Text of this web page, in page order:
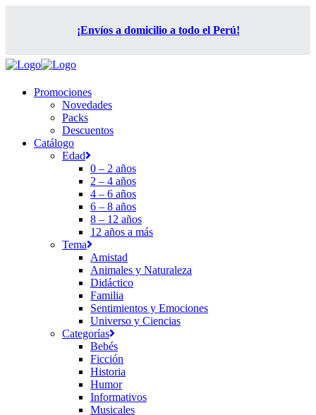
¡Envíos a domicilio a todo el Perú!
Promociones
Novedades
Packs
Descuentos
Catálogo
Edad
0 – 2 años
2 – 4 años
4 – 6 años
6 – 8 años
8 – 12 años
12 años a más
Tema
Amistad
Animales y Naturaleza
Didáctico
Familia
Sentimientos y Emociones
Universo y Ciencias
Categorías
Bebés
Ficción
Historia
Humor
Informativos
Musicales